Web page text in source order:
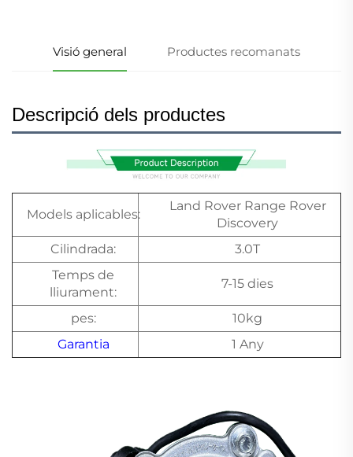
Visió general Productes recomanats
Descripció dels productes
Models aplicables:
Land Rover Range Rover
Discovery
Cilindrada:
3.0T
Temps de
lliurament:
7-15 dies
pes:
10kg
Garantia
1 Any